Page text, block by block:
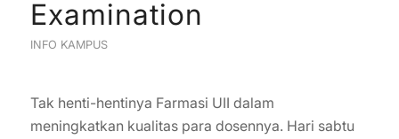
Examination
INFO KAMPUS
Tak henti-hentinya Farmasi UII dalam
meningkatkan kualitas para dosennya. Hari sabtu